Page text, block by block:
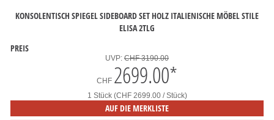
KONSOLENTISCH SPIEGEL SIDEBOARD SET HOLZ ITALIENISCHE MÖBEL STILE
ELISA 2TLG
PREIS
UVP: CHF 3190.00
CHF 2699.00*
1 Stück (CHF 2699.00 / Stück)
AUF DIE MERKLISTE